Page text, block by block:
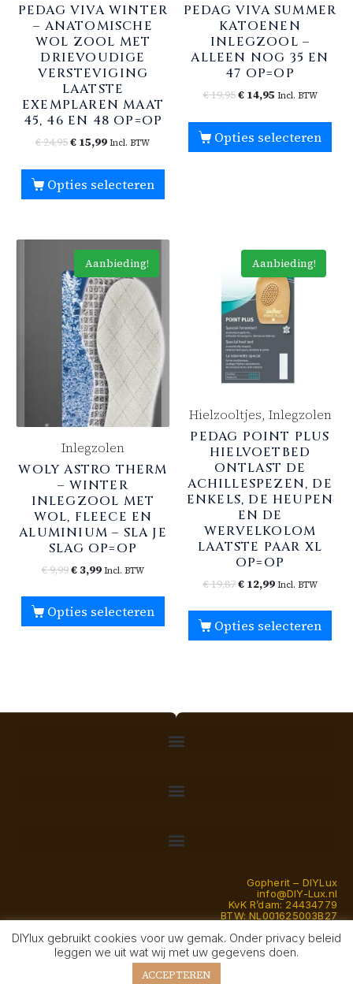
PEDAG VIVA WINTER
– ANATOMISCHE
WOL ZOOL MET
DRIEVOUDIGE
VERSTEVIGING
LAATSTE
EXEMPLAREN MAAT
45, 46 EN 48 OP=OP
€24,95€ 15,99 Incl. BTW
Opties selecteren
PEDAG VIVA SUMMER
KATOENEN
INLEGZOOL –
ALLEEN NOG 35 EN
47 OP=OP
€19,95€14,95 Incl. BTW
Opties selecteren
Aanbieding!
Inlegzolen
WOLY ASTRO THERM
– WINTER
INLEGZOOL MET
WOL, FLEECE EN
ALUMINIUM – SLA JE
SLAG OP=OP
€9,99€3,99 Incl. BTW
Opties selecteren
Aanbieding!
Hielzooltjes, Inlegzolen
PEDAG POINT PLUS
HIELVOETBED
ONTLAST DE
ACHILLESPEZEN, DE
ENKELS, DE HEUPEN
EN DE
WERVELKOLOM
LAATSTE PAAR XL
OP=OP
€19,87€12,99 Incl. BTW
Opties selecteren
Gopherit – DIYLux
info@DIY-Lux.nl
KvK R’dam: 24434779
BTW: NL001625003B27
© Gopherit 2026 — DIYlux is een handelsnaam van eenmanszaak
Gopherit en een transitie van Schoenveters naar Modelbouw sinds
DIYlux gebruikt cookies voor uw gemak. Onder privacy beleid
leggen we uit wat wij met uw gegevens doen.
ACCEPTEREN